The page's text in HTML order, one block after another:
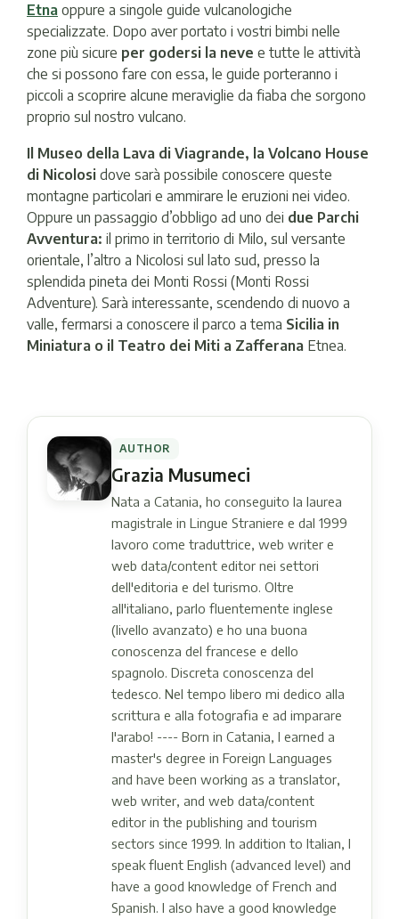
Etna oppure a singole guide vulcanologiche
specializzate. Dopo aver portato i vostri bimbi nelle
zone più sicure per godersi la neve e tutte le attività
che si possono fare con essa, le guide porteranno i
piccoli a scoprire alcune meraviglie da fiaba che sorgono
proprio sul nostro vulcano.
Il Museo della Lava di Viagrande, la Volcano House
di Nicolosi dove sarà possibile conoscere queste
montagne particolari e ammirare le eruzioni nei video.
Oppure un passaggio d’obbligo ad uno dei due Parchi
Avventura: il primo in territorio di Milo, sul versante
orientale, l’altro a Nicolosi sul lato sud, presso la
splendida pineta dei Monti Rossi (Monti Rossi
Adventure). Sarà interessante, scendendo di nuovo a
valle, fermarsi a conoscere il parco a tema Sicilia in
Miniatura o il Teatro dei Miti a Zafferana Etnea.
AUTHOR
Grazia Musumeci
Nata a Catania, ho conseguito la laurea
magistrale in Lingue Straniere e dal 1999
lavoro come traduttrice, web writer e
web data/content editor nei settori
dell'editoria e del turismo. Oltre
all'italiano, parlo fluentemente inglese
(livello avanzato) e ho una buona
conoscenza del francese e dello
spagnolo. Discreta conoscenza del
tedesco. Nel tempo libero mi dedico alla
scrittura e alla fotografia e ad imparare
l'arabo! ---- Born in Catania, I earned a
master's degree in Foreign Languages ​​
and have been working as a translator,
web writer, and web data/content
editor in the publishing and tourism
sectors since 1999. In addition to Italian, I
speak fluent English (advanced level) and
have a good knowledge of French and
Spanish. I also have a good knowledge